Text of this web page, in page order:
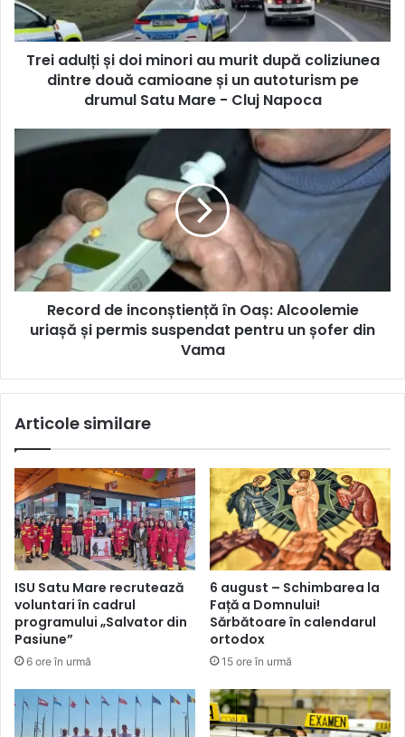
Trei adulți și doi minori au murit după coliziunea
dintre două camioane și un autoturism pe
drumul Satu Mare - Cluj Napoca
Record de inconștiență în Oaș: Alcoolemie
uriașă și permis suspendat pentru un șofer din
Vama
Articole similare
ISU Satu Mare recrutează
voluntari în cadrul
programului „Salvator din
Pasiune”
6 ore în urmă
6 august – Schimbarea la
Față a Domnului!
Sărbătoare în calendarul
ortodox
15 ore în urmă